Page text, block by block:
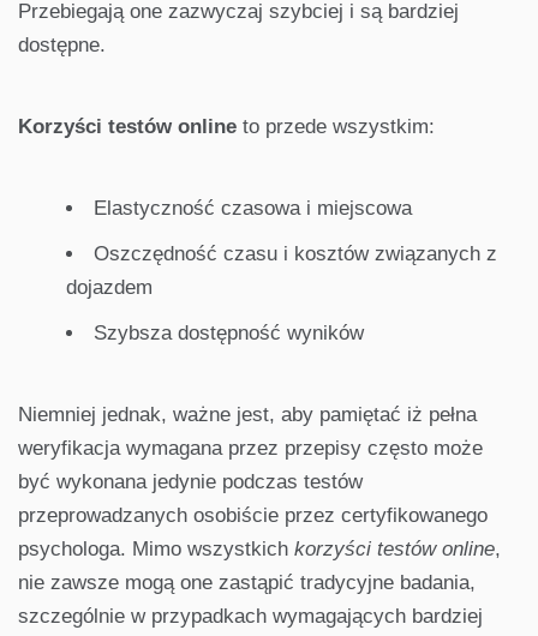
Przebiegają one zazwyczaj szybciej i są bardziej
dostępne.
Korzyści testów online to przede wszystkim:
Elastyczność czasowa i miejscowa
Oszczędność czasu i kosztów związanych z
dojazdem
Szybsza dostępność wyników
Niemniej jednak, ważne jest, aby pamiętać iż pełna
weryfikacja wymagana przez przepisy często może
być wykonana jedynie podczas testów
przeprowadzanych osobiście przez certyfikowanego
psychologa. Mimo wszystkich korzyści testów online,
nie zawsze mogą one zastąpić tradycyjne badania,
szczególnie w przypadkach wymagających bardziej